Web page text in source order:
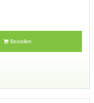
Bestellen